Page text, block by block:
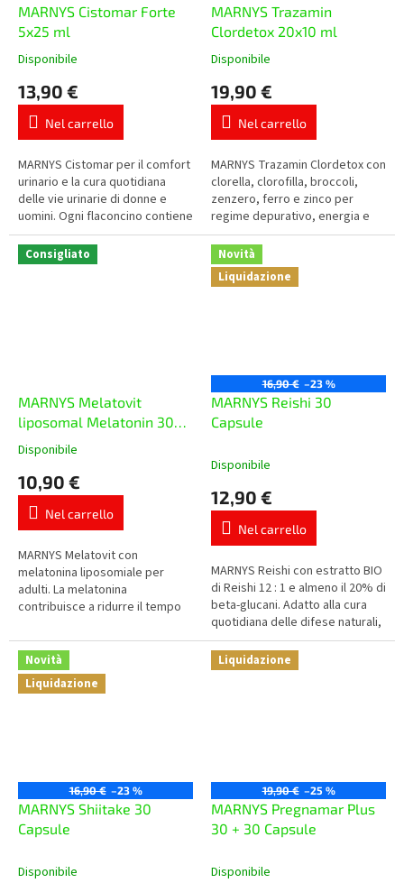
MARNYS Cistomar Forte
5x25 ml
La
media
del
prodotto
5,0
su
5
stelle.
Disponibile
13,90 €
Nel carrello
MARNYS Cistomar per il comfort
urinario e la cura quotidiana
delle vie urinarie di donne e
uomini. Ogni flaconcino contiene
2.000 mg di D-mannosio,
concentrato di mirtillo...
MARNYS Trazamin
Clordetox 20x10 ml
La
media
del
prodotto
5,0
su
5
stelle.
Disponibile
19,90 €
Nel carrello
MARNYS Trazamin Clordetox con
clorella, clorofilla, broccoli,
zenzero, ferro e zinco per
regime depurativo, energia e
periodi di stanchezza o
maggiore carico. Pratica forma...
Consigliato
MARNYS Melatovit
liposomal Melatonin 30
ml
La
media
del
prodotto
5,0
su
5
stelle.
Disponibile
10,90 €
Nel carrello
MARNYS Melatovit con
melatonina liposomiale per
adulti. La melatonina
contribuisce a ridurre il tempo
la dose giornaliera contiene 1
mg di melatonina.
Novità
Liquidazione
16,90 € –23 %
MARNYS Reishi 30
Capsule
Disponibile
12,90 €
Nel carrello
MARNYS Reishi con estratto BIO
di Reishi 12 : 1 e almeno il 20% di
beta-glucani. Adatto alla cura
quotidiana delle difese naturali,
della vitalità e del benessere...
Novità
Liquidazione
16,90 € –23 %
MARNYS Shiitake 30
Capsule
Disponibile
Liquidazione
19,90 € –25 %
MARNYS Pregnamar Plus
30 + 30 Capsule
Disponibile